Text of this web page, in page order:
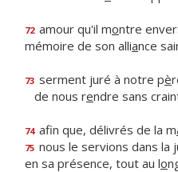
72 amour qu'il montre
mémoire de son alliance
73 serment juré à notre pè
de nous rendre sans
74 afin que, délivrés de la m
75 nous le servions dans la
en sa présence, tout au lo